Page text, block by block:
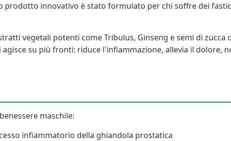
prodotto innovativo è stato formulato per chi soffre dei
vegetali potenti come Tribulus, Ginseng e semi di
su più fronti: riduce l'infiammazione, allevia il dolore,
maschile:
infiammatorio della ghiandola prostatica